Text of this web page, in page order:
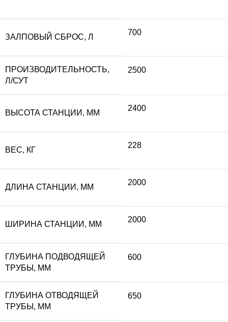
ЗАЛПОВЫЙ СБРОС, Л
700
ПРОИЗВОДИТЕЛЬНОСТЬ,
Л/СУТ
2500
ВЫСОТА СТАНЦИИ, ММ
2400
ВЕС, КГ
228
ДЛИНА СТАНЦИИ, ММ
2000
ШИРИНА СТАНЦИИ, ММ
2000
ГЛУБИНА ПОДВОДЯЩЕЙ
ТРУБЫ, ММ
600
ГЛУБИНА ОТВОДЯЩЕЙ
ТРУБЫ, ММ
650